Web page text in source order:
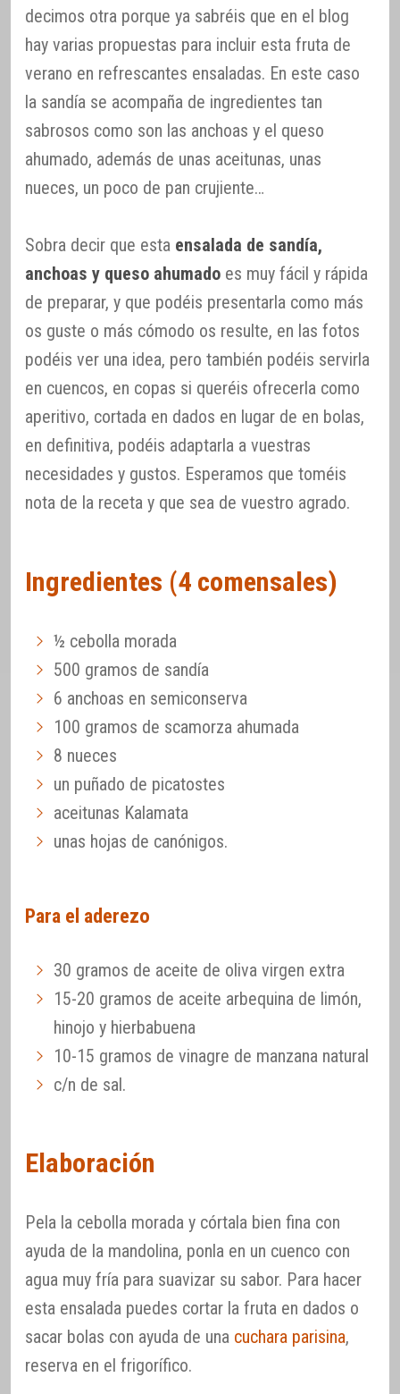
decimos otra porque ya sabréis que en el blog
hay varias propuestas para incluir esta fruta de
verano en refrescantes ensaladas. En este caso
la sandía se acompaña de ingredientes tan
sabrosos como son las anchoas y el queso
ahumado, además de unas aceitunas, unas
nueces, un poco de pan crujiente…
Sobra decir que esta ensalada de sandía,
anchoas y queso ahumado es muy fácil y rápida
de preparar, y que podéis presentarla como más
os guste o más cómodo os resulte, en las fotos
podéis ver una idea, pero también podéis servirla
en cuencos, en copas si queréis ofrecerla como
aperitivo, cortada en dados en lugar de en bolas,
en definitiva, podéis adaptarla a vuestras
necesidades y gustos. Esperamos que toméis
nota de la receta y que sea de vuestro agrado.
Ingredientes (4 comensales)
½ cebolla morada
500 gramos de sandía
6 anchoas en semiconserva
100 gramos de scamorza ahumada
8 nueces
un puñado de picatostes
aceitunas Kalamata
unas hojas de canónigos.
Para el aderezo
30 gramos de aceite de oliva virgen extra
15-20 gramos de aceite arbequina de limón,
hinojo y hierbabuena
10-15 gramos de vinagre de manzana natural
c/n de sal.
Elaboración
Pela la cebolla morada y córtala bien fina con
ayuda de la mandolina, ponla en un cuenco con
agua muy fría para suavizar su sabor. Para hacer
esta ensalada puedes cortar la fruta en dados o
sacar bolas con ayuda de una cuchara parisina,
reserva en el frigorífico.